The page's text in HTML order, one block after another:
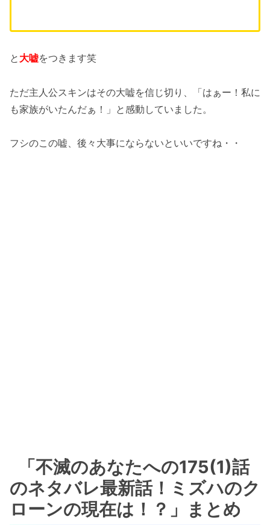
と 大嘘をつきます笑
ただ主人公スキンはその大嘘を信じ切り、「はぁー！私に
も家族がいたんだぁ！」と感動していました。
フシのこの嘘、後々大事にならないといいですね・・
「不滅のあなたへの175(1)話
のネタバレ最新話！ミズハのク
ローンの現在は！？」まとめ